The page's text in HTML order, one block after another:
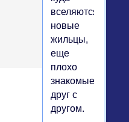
вселяются
новые
жильцы,
еще
плохо
знакомые
друг с
другом.